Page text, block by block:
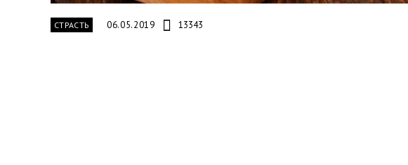
СТРАСТЬ 06.05.2019 13343